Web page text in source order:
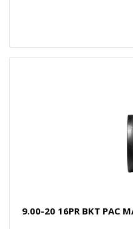
9.00-20 16PR BKT PAC